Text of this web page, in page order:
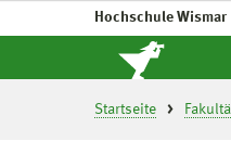
Hochschule Wismar
Startseite